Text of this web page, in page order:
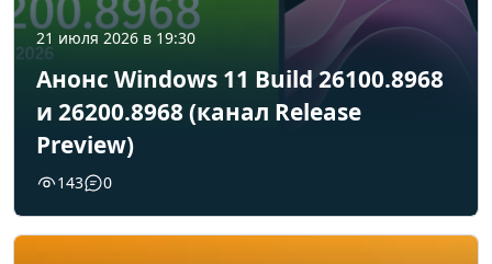
21 июля 2026 в 19:30
Анонс Windows 11 Build 26100.8968
и 26200.8968 (канал Release
Preview)
143 0